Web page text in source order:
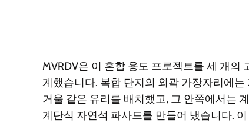
MVRDV은 이 혼합 용도 프로젝트를 세 개의
계했습니다. 복합 단지의 외곽 가장자리에
거울 같은 유리를 배치했고, 그 안쪽에서는
계단식 자연석 파사드를 만들어 냈습니다.